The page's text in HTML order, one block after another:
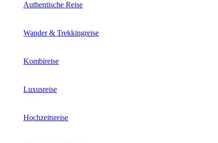
Authentische Reise
Wander & Trekkingreise
Kombireise
Luxusreise
Hochzeitsreise